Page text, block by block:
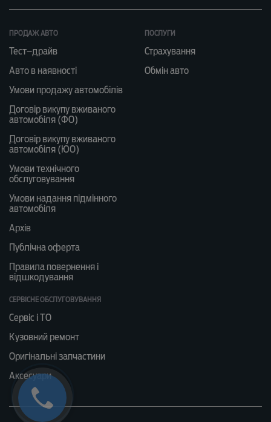
ПРОДАЖ АВТО
Тест–драйв
Авто в наявності
Умови продажу автомобілів
Договір викупу вживаного
автомобіля (ФО)
Договір викупу вживаного
автомобіля (ЮО)
Умови технічного
обслуговування
Умови надання підмінного
автомобіля
Архів
Публічна оферта
Правила повернення і
відшкодування
ПОСЛУГИ
Страхування
Обмін авто
СЕРВІСНЕ ОБСЛУГОВУВАННЯ
Сервіс і ТО
Кузовний ремонт
Оригінальні запчастини
Аксесуари